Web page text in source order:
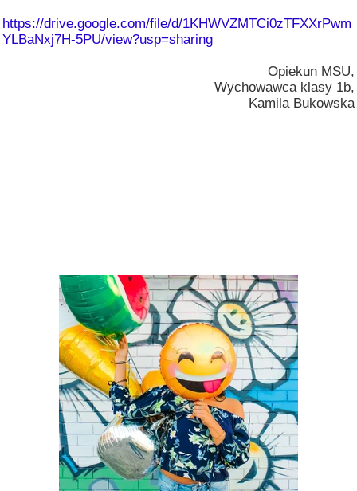
https://drive.google.com/file/d/1KHWVZMTCi0zTFXXrPwm
YLBaNxj7H-5PU/view?usp=sharing
Opiekun MSU,
Wychowawca klasy 1b,
Kamila Bukowska